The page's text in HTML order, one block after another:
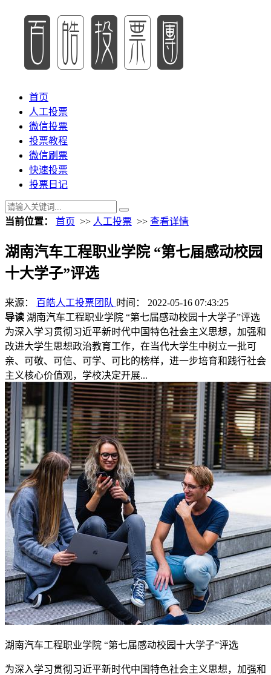
首页
人工投票
微信投票
投票教程
微信刷票
快速投票
投票日记
当前位置： 首页 >> 人工投票 >> 查看详情
湖南汽车工程职业学院 “第七届感动校园
十大学子”评选
来源： 百皓人工投票团队 时间： 2022-05-16 07:43:25
导读 湖南汽车工程职业学院 “第七届感动校园十大学子”评选
为深入学习贯彻习近平新时代中国特色社会主义思想，加强和
改进大学生思想政治教育工作，在当代大学生中树立一批可
亲、可敬、可信、可学、可比的榜样，进一步培育和践行社会
主义核心价值观，学校决定开展...
湖南汽车工程职业学院 “第七届感动校园十大学子”评选
为深入学习贯彻习近平新时代中国特色社会主义思想，加强和